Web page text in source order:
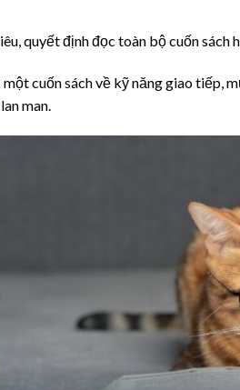
quyết định đọc toàn bộ cuốn sách
một cuốn sách về kỹ năng giao tiếp,
man.